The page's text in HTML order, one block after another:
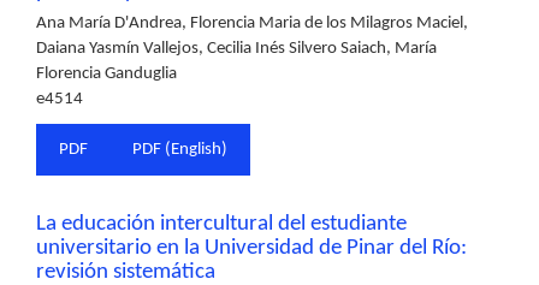
Ana María D'Andrea, Florencia Maria de los Milagros Maciel,
Daiana Yasmín Vallejos, Cecilia Inés Silvero Saiach, María
Florencia Ganduglia
e4514
PDF PDF (English)
La educación intercultural del estudiante
universitario en la Universidad de Pinar del Río:
revisión sistemática